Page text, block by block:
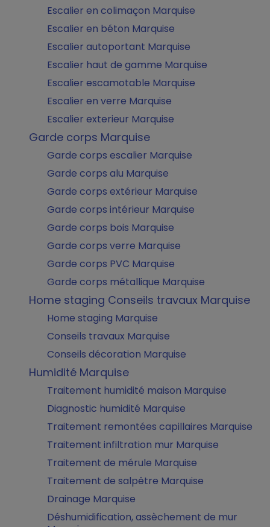
Escalier en colimaçon Marquise
Escalier en béton Marquise
Escalier autoportant Marquise
Escalier haut de gamme Marquise
Escalier escamotable Marquise
Escalier en verre Marquise
Escalier exterieur Marquise
Garde corps Marquise
Garde corps escalier Marquise
Garde corps alu Marquise
Garde corps extérieur Marquise
Garde corps intérieur Marquise
Garde corps bois Marquise
Garde corps verre Marquise
Garde corps PVC Marquise
Garde corps métallique Marquise
Home staging Conseils travaux Marquise
Home staging Marquise
Conseils travaux Marquise
Conseils décoration Marquise
Humidité Marquise
Traitement humidité maison Marquise
Diagnostic humidité Marquise
Traitement remontées capillaires Marquise
Traitement infiltration mur Marquise
Traitement de mérule Marquise
Traitement de salpêtre Marquise
Drainage Marquise
Déshumidification, assèchement de mur